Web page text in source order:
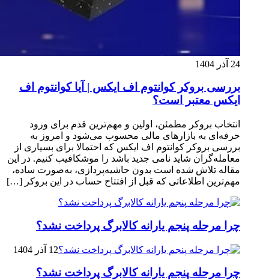
24 آذر 1404
بررسی بروکر کوانتوم اف ایکس | آیا کوانتوم اف
ایکس معتبر است؟
انتخاب بروکر مطمئن، اولین و مهم‌ترین قدم برای ورود
حرفه‌ای به بازارهای مالی محسوب می‌شود و امروز به
بررسی بروکر کوانتوم اف ایکس که احتمالا برای بسیاری از
معامله‌گران شاید نامی جدید باشد را موشکافیب کنیم. در این
مقاله تلاش شده است بدون حاشیه‌پردازی، به‌صورت ساده،
مهم‌ترین اطلاعاتی که قبل از افتتاح حساب در این بروکر […]
چرا مرحله پنجم یارانه کالابرگ پرداخت نشد؟
12 آذر 1404
چرا مرحله پنجم یارانه کالابرگ پرداخت نشد؟